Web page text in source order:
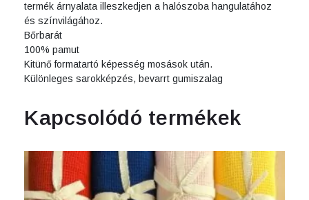
termék árnyalata illeszkedjen a halószoba hangulatához
és színvilágához.
Bőrbarát
100% pamut
Kitünő formatartó képesség mosások után.
Különleges sarokképzés, bevarrt gumiszalag
Kapcsolódó termékek